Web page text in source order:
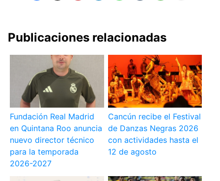
Publicaciones relacionadas
Fundación Real Madrid
en Quintana Roo anuncia
nuevo director técnico
para la temporada
2026-2027
Cancún recibe el Festival
de Danzas Negras 2026
con actividades hasta el
12 de agosto